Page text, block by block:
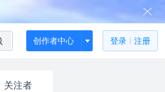
创作者中心 登录 注册
关注者